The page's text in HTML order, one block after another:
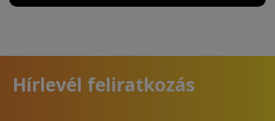
Hírlevél feliratkozás